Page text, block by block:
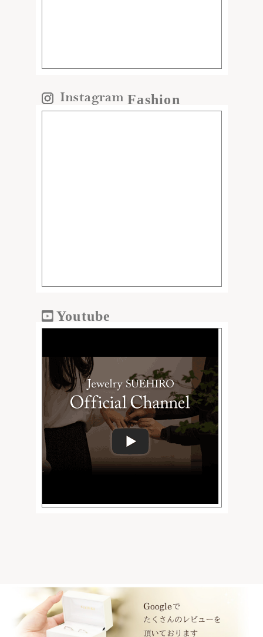
Fashion
Youtube